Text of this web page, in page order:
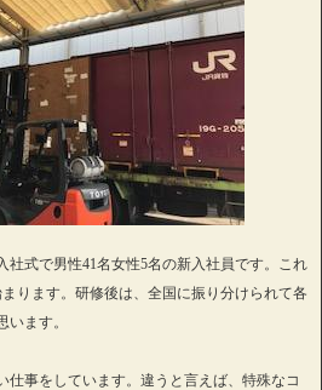
社式で男性41名女性5名の新入社員です。これ
ります。研修後は、全国に振り分けられて各
ます。
仕事をしています。違うと言えば、特殊なコ